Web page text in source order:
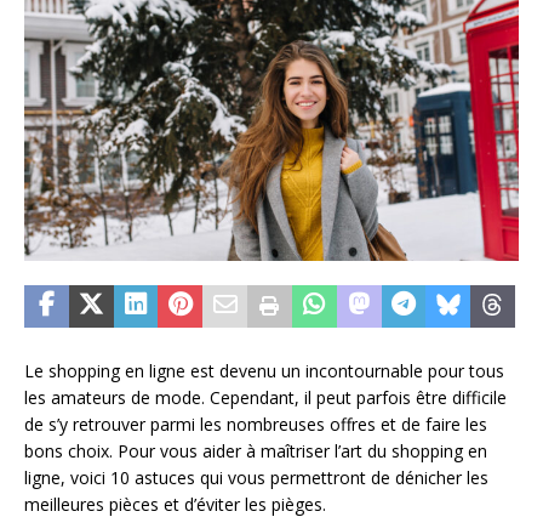
Le shopping en ligne est devenu un incontournable pour tous
les amateurs de mode. Cependant, il peut parfois être difficile
de s’y retrouver parmi les nombreuses offres et de faire les
bons choix. Pour vous aider à maîtriser l’art du shopping en
ligne, voici 10 astuces qui vous permettront de dénicher les
meilleures pièces et d’éviter les pièges.